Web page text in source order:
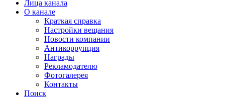
Лица канала
О канале
Краткая справка
Настройки вещания
Новости компании
Антикоррупция
Награды
Рекламодателю
Фотогалерея
Контакты
Поиск